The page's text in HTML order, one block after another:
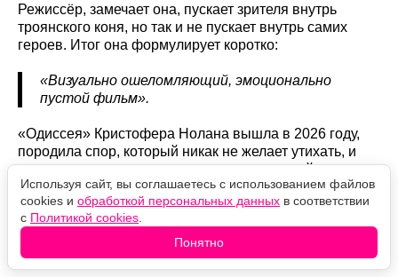
Режиссёр, замечает она, пускает зрителя внутрь
троянского коня, но так и не пускает внутрь самих
героев. Итог она формулирует коротко:
«Визуально ошеломляющий, эмоционально
пустой фильм».
«Одиссея» Кристофера Нолана вышла в 2026 году,
породила спор, который никак не желает утихать, и
тем не менее продолжает покорять мировой прокат.
Оцените новость
🙀
Используя сайт, вы соглашаетесь с использованием файлов
cookies и обработкой персональных данных в соответствии
с Политикой cookies
Понятно